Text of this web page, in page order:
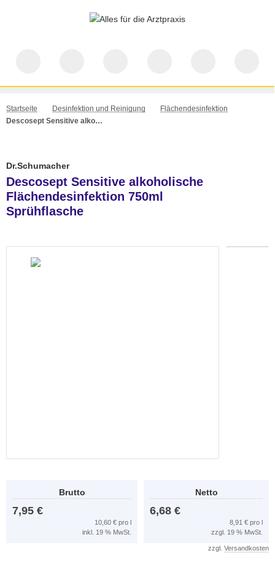
Startseite Desinfektion und Reinigung
Flächendesinfektion
Descosept Sensitive alkoholische Flächendesinfektion 750ml Sprühflasche
Dr.Schumacher
Descosept Sensitive alkoholische
Flächendesinfektion 750ml
Sprühflasche
Brutto
7,95 €
10,60 € pro l
inkl. 19 % MwSt.
Netto
6,68 €
8,91 € pro l
zzgl. 19 % MwSt.
zzgl. Versandkosten